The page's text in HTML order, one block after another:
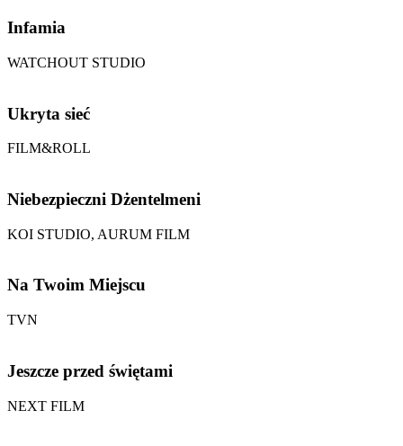
Infamia
WATCHOUT STUDIO
Ukryta sieć
FILM&ROLL
Niebezpieczni Dżentelmeni
KOI STUDIO, AURUM FILM
Na Twoim Miejscu
TVN
Jeszcze przed świętami
NEXT FILM